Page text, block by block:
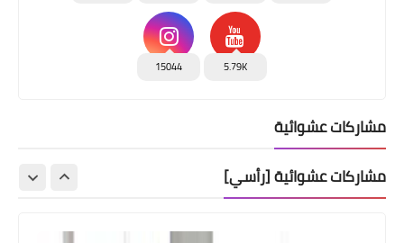
5.79K
15044
مشاركات عشوائية
مشاركات عشوائية [رأسي]